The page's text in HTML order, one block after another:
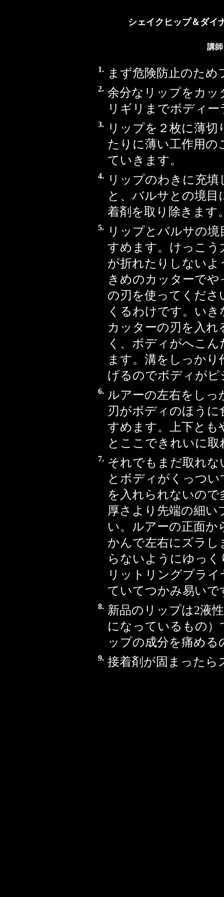
シェイクヒップ＆ダイ
講
1. まず危険防止のた
2. 余分なリップをカ
リギリまでボディ
3.
リップを２枚に薄
たりに薄い工作用の
ていきます。
4.
リップのわきに充
と、バルサとの境
着剤を取り除きます
5.
リップとバルサの
すめます。けっこ
が折れたりしない
きめのカッターで
の刃を使ってくださ
くるわけです。い
カッターの刃を入
く、ボディがへこ
ます。溝をしっか
げるのでボディが
6. ルアーの左右をし
刃がボディのほう
すめます。上下と
とここできれいに取
7. それでもまだ取れ
とボディがくっつ
を入れられないの
厚さより先端の細
い。ルアーの正面
かんで左右にズラ
らないようにゆっ
リットリングプラ
ていてつかみ易いで
8. 新品のリップは2液
になっているもの）
ップの成分を痛め
9. 接着剤が固まったら